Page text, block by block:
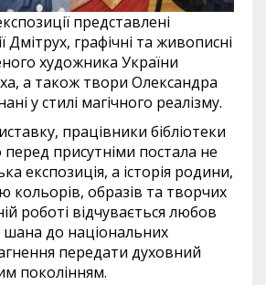
представлені
Дмітрух, графічні та живописні
художника України
а також твори Олександра
у стилі магічного реалізму.
працівники бібліотеки
присутніми постала не
експозиція, а історія родини,
кольорів, образів та творчих
роботі відчувається любов
шана до національних
передати духовний
поколінням.